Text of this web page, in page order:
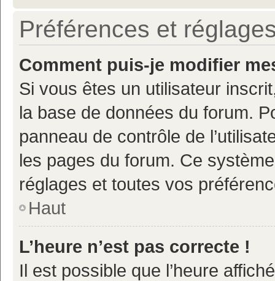
Préférences et
Comment puis-je modifier
Si vous êtes un utilisateur
la base de données du forum.
panneau de contrôle de
les pages du forum. Ce
réglages et toutes vos
Haut
L’heure n’est pas correcte !
Il est possible que l’heure